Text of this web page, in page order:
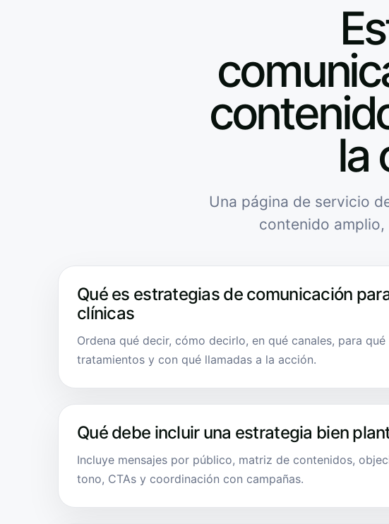
la
Una página de servicio
contenido
Qué es estrategias de comunicación
clínicas
Ordena qué decir, cómo decirlo, en qué canales, para qué
tratamientos y con qué llamadas a la acción.
Qué debe incluir una estrategia bien
Incluye mensajes por público, matriz de contenidos,
tono, CTAs y coordinación con campañas.